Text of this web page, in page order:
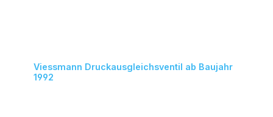
Viessmann Druckausgleichsventil ab Baujahr
1992